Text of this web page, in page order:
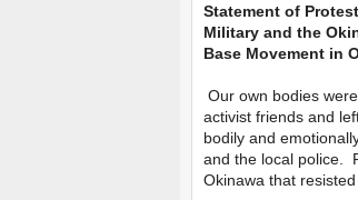
Statement of
Military and the
Base Movement in
Our own bodies
activist friends and
bodily and
and the local police.
Okinawa that